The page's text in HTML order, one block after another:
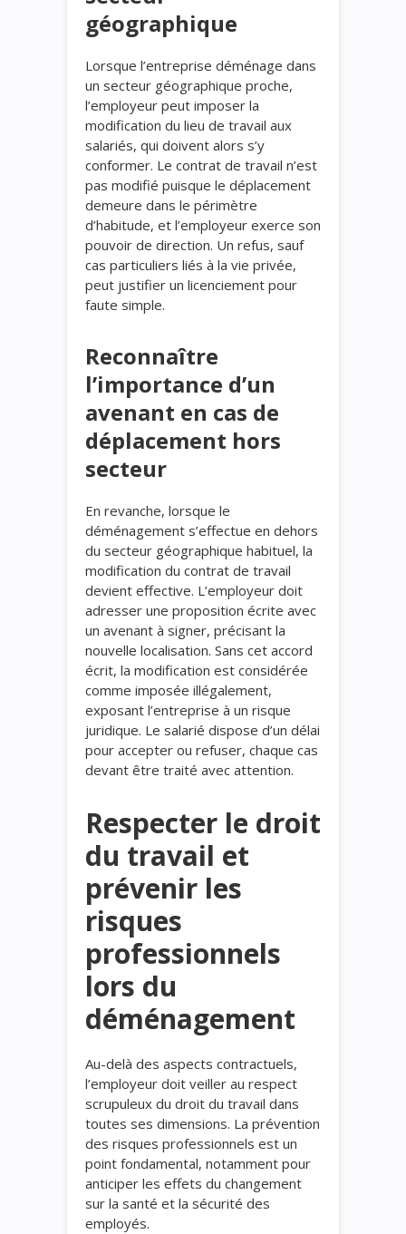
géographique
Lorsque l’entreprise déménage dans
un secteur géographique proche,
l’employeur peut imposer la
modification du lieu de travail aux
salariés, qui doivent alors s’y
conformer. Le contrat de travail n’est
pas modifié puisque le déplacement
demeure dans le périmètre
d’habitude, et l’employeur exerce son
pouvoir de direction. Un refus, sauf
cas particuliers liés à la vie privée,
peut justifier un licenciement pour
faute simple.
Reconnaître
l’importance d’un
avenant en cas de
déplacement hors
secteur
En revanche, lorsque le
déménagement s’effectue en dehors
du secteur géographique habituel, la
modification du contrat de travail
devient effective. L’employeur doit
adresser une proposition écrite avec
un avenant à signer, précisant la
nouvelle localisation. Sans cet accord
écrit, la modification est considérée
comme imposée illégalement,
exposant l’entreprise à un risque
juridique. Le salarié dispose d’un délai
pour accepter ou refuser, chaque cas
devant être traité avec attention.
Respecter le droit
du travail et
prévenir les
risques
professionnels
lors du
déménagement
Au-delà des aspects contractuels,
l’employeur doit veiller au respect
scrupuleux du droit du travail dans
toutes ses dimensions. La prévention
des risques professionnels est un
point fondamental, notamment pour
anticiper les effets du changement
sur la santé et la sécurité des
employés.